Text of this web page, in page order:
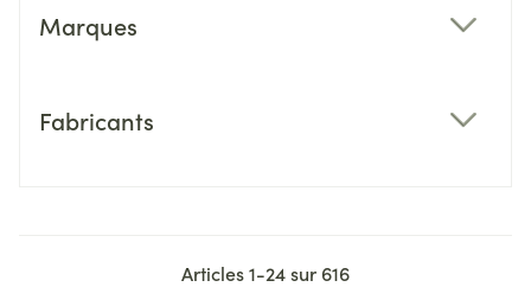
Marques
Fabricants
Articles1-24sur 616